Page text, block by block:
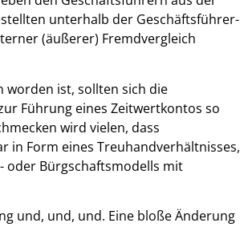
unterhalb der Geschäftsführer-
(äußerer) Fremdvergleich
worden ist, sollten sich die
Führung eines Zeitwertkontos so
wird vielen, dass
in Form eines Treuhandverhältnisses,
oder Bürgschaftsmodells mit
und, und, und. Eine bloße Änderung